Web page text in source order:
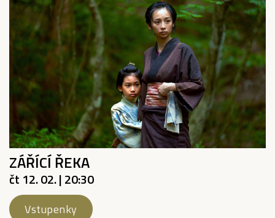
ZÁŘÍCÍ ŘEKA
čt 12. 02. | 20:30
Vstupenky